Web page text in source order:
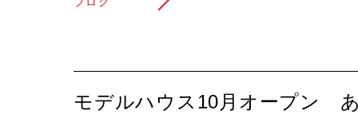
トキ
モデルハウス10月オープン